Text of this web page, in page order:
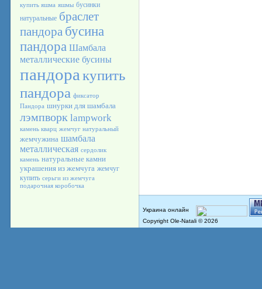
купить яшма яшмы бусинки
натуральные браслет
пандора бусина
пандора Шамбала
металлические бусины
пандора купить
пандора фиксатор
Пандора шнурки для шамбала
лэмпворк lampwork
камень кварц жемчуг натуральный
жемчужина шамбала
металлическая сердолик
камень натуральные камни
украшения из жемчуга жемчуг
купить серьги из жемчуга
подарочная коробочка
Copyright Ole-Natali © 2026